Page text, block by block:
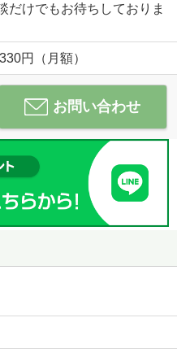
だけでもお待ちしておりま
円（月額）
お問い合わせ